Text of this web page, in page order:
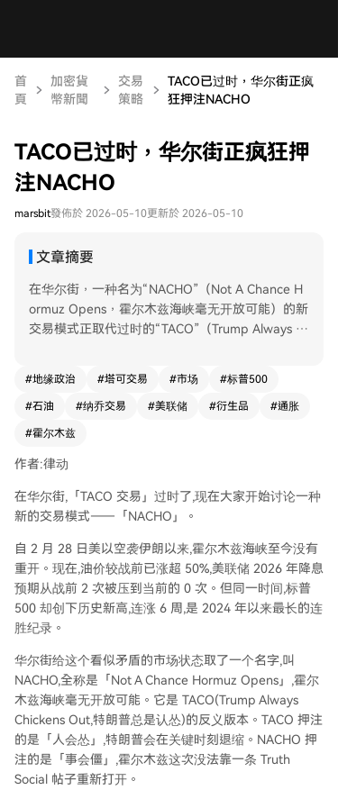
首
頁
加密貨
幣新聞
交易
策略
TACO已过时，华尔街正疯
狂押注NACHO
TACO已过时，华尔街正疯狂押
注NACHO
marsbit發佈於 2026-05-10更新於 2026-05-10
文章摘要
在华尔街，一种名为“NACHO”（Not A Chance H
ormuz Opens，霍尔木兹海峡毫无开放可能）的新
交易模式正取代过时的“TACO”（Trump Always C
而非暂时冲击。 关键的转折点在3月23日，特朗普
宣称与伊朗对话并暂停军事行动，市场短暂反弹
后，因伊朗否认而回落。此后，市场行为根本改
0指数却屡创新高，两者走势脱钩。 NACHO模式
得到三个衍生品市场的真金白银支持： 1. 航运保
险：过境霍尔木兹海峡的战争险费率飙升至船体价
值的1%-8%，大幅提高通航成本。 2. 油价曲线：
原油期货呈现近高远低的陡峭倒挂结构，显示市场
预期现货紧张将持续较长时间。 3. 利率预期：市
场已定价美联储在2026年全年不会降息。 这种分
化也体现在股市内部：能源板块（XLE）年内大幅
上涨，而运输板块（IYT）因成本压力显著跑输大
算，全球可动用原油库存可能在6月初接近“运营压
力水平”，欧洲航空燃料库存也可能在6月跌破关键
阈值。预测市场数据显示，押注海峡在5月底前重
开的概率很低。 市场关注的焦点已从特朗普的社
交媒体发言，转向了霍尔木兹海峡的实际通航状况
和6月初的库存数据。
#地缘政治 #塔可交易 #市场 #标普500
#石油 #纳乔交易 #美联储 #衍生品 #通胀
#霍尔木兹
作者:律动
在华尔街,「TACO 交易」过时了,现在大家开始讨论一种
新的交易模式——「NACHO」。
自 2 月 28 日美以空袭伊朗以来,霍尔木兹海峡至今没有
重开。现在,油价较战前已涨超 50%,美联储 2026 年降息
预期从战前 2 次被压到当前的 0 次。但同一时间,标普
500 却创下历史新高,连涨 6 周,是 2024 年以来最长的连
胜纪录。
华尔街给这个看似矛盾的市场状态取了一个名字,叫
NACHO,全称是「Not A Chance Hormuz Opens」,霍尔
木兹海峡毫无开放可能。它是 TACO(Trump Always
Chickens Out,特朗普总是认怂)的反义版本。TACO 押注
的是「人会怂」,特朗普会在关键时刻退缩。NACHO 押
注的是「事会僵」,霍尔木兹这次没法靠一条 Truth
Social 帖子重新打开。